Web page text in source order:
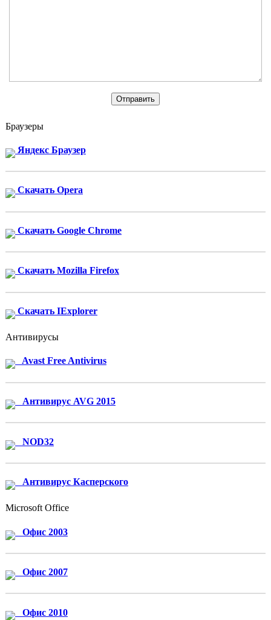
Браузеры
Яндекс Браузер
Скачать Opera
Скачать Google Chrome
Скачать Mozilla Firefox
Скачать IExplorer
Антивирусы
Avast Free Antivirus
Антивирус AVG 2015
NOD32
Антивирус Касперского
Microsoft Office
Офис 2003
Офис 2007
Офис 2010